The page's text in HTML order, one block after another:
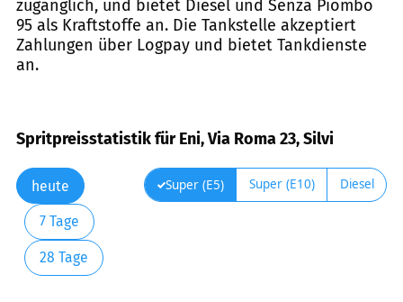
zugänglich, und bietet Diesel und Senza Piombo
95 als Kraftstoffe an. Die Tankstelle akzeptiert
Zahlungen über Logpay und bietet Tankdienste
an.
Spritpreisstatistik für Eni, Via Roma 23, Silvi
heute
7 Tage
28 Tage
Super (E5) Super (E10) Diesel